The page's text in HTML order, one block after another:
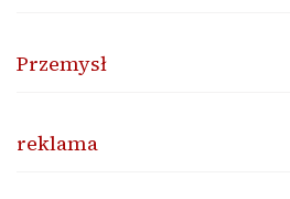
Przemysł
reklama